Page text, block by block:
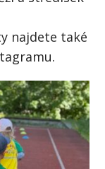
najdete také